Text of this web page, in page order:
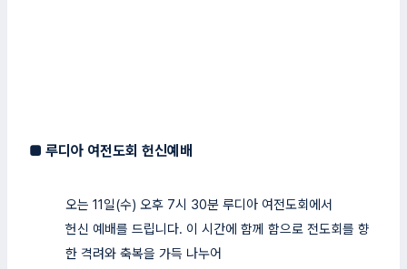
■ 루디아 여전도회 헌신예배
오는 11일(수) 오후 7시 30분 루디아 여전도회에서
헌신 예배를 드립니다. 이 시간에 함께 함으로 전도회를 향
한 격려와 축복을 가득 나누어